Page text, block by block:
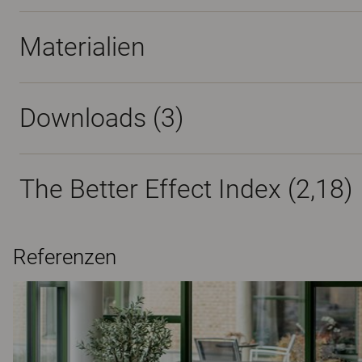
Materialien
Downloads (3)
The Better Effect Index (2,18)
Referenzen